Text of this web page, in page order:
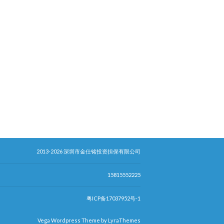
2013-2026 深圳市金仕铭投资担保有限公司
15815552225
粤ICP备17037952号-1
Vega Wordpress Theme by LyraThemes